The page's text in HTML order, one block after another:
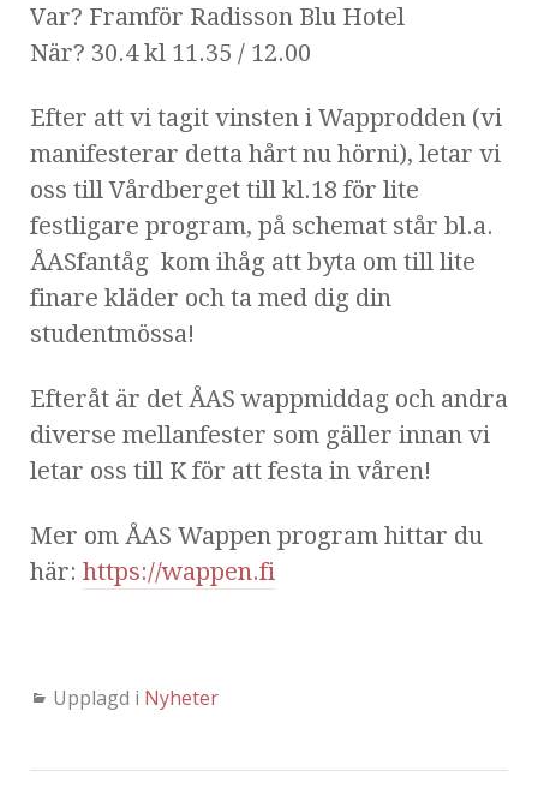
Var? Framför Radisson Blu Hotel
När? 30.4 kl 11.35 / 12.00
Efter att vi tagit vinsten i Wapprodden (vi
manifesterar detta hårt nu hörni), letar vi
oss till Vårdberget till kl.18 för lite
festligare program, på schemat står bl.a.
ÅASfantåg kom ihåg att byta om till lite
finare kläder och ta med dig din
studentmössa!
Efteråt är det ÅAS wappmiddag och andra
diverse mellanfester som gäller innan vi
letar oss till K för att festa in våren!
Mer om ÅAS Wappen program hittar du
här: https://wappen.fi
Upplagd i Nyheter